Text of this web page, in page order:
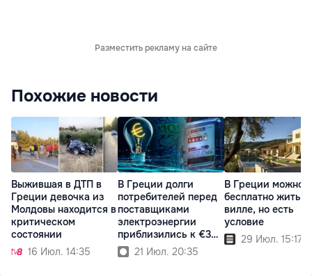
Разместить рекламу на сайте
Похожие новости
Выжившая в ДТП в
Греции девочка из
Молдовы находится в
критическом
состоянии
16 Июл. 14:35
В Греции долги
потребителей перед
поставщиками
электроэнергии
приблизились к €3
млрд21 Июл. 20:35
В Греции можно
бесплатно жить
вилле, но есть
условие
29 Июл. 15:17